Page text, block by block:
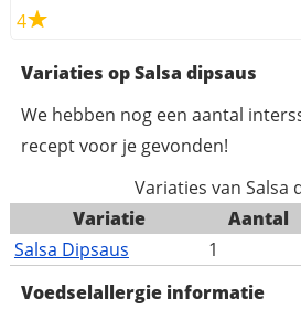
4
Variaties op Salsa dipsaus
We hebben nog een aantal
recept voor je gevonden!
Variaties van Salsa
Variatie
Aantal
Salsa Dipsaus
1
Voedselallergie informatie